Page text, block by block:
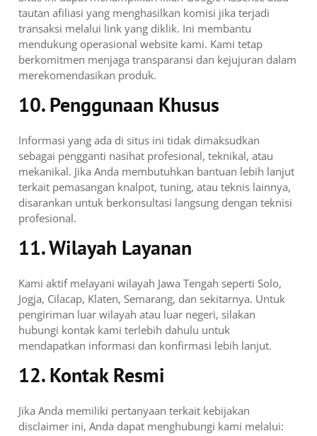
tautan afiliasi yang menghasilkan komisi jika terjadi
transaksi melalui link yang diklik. Ini membantu
mendukung operasional website kami. Kami tetap
berkomitmen menjaga transparansi dan kejujuran dalam
merekomendasikan produk.
10. Penggunaan Khusus
Informasi yang ada di situs ini tidak dimaksudkan
sebagai pengganti nasihat profesional, teknikal, atau
mekanikal. Jika Anda membutuhkan bantuan lebih lanjut
terkait pemasangan knalpot, tuning, atau teknis lainnya,
disarankan untuk berkonsultasi langsung dengan teknisi
profesional.
11. Wilayah Layanan
Kami aktif melayani wilayah Jawa Tengah seperti Solo,
Jogja, Cilacap, Klaten, Semarang, dan sekitarnya. Untuk
pengiriman luar wilayah atau luar negeri, silakan
hubungi kontak kami terlebih dahulu untuk
mendapatkan informasi dan konfirmasi lebih lanjut.
12. Kontak Resmi
Jika Anda memiliki pertanyaan terkait kebijakan
disclaimer ini, Anda dapat menghubungi kami melalui: